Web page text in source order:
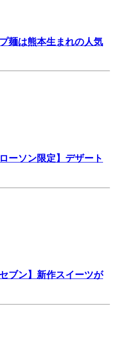
麺は熊本生まれの人気
ーソン限定】デザート
ブン】新作スイーツが